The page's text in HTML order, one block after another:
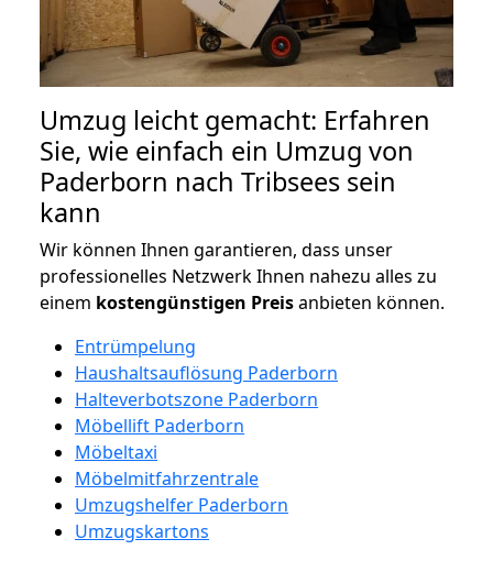
Umzug leicht gemacht: Erfahren
Sie, wie einfach ein Umzug von
Paderborn nach Tribsees sein
kann
Wir können Ihnen garantieren, dass unser
professionelles Netzwerk Ihnen nahezu alles zu
einem kostengünstigen Preisanbieten können.
Entrümpelung
Haushaltsauflösung Paderborn
Halteverbotszone Paderborn
Möbellift Paderborn
Möbeltaxi
Möbelmitfahrzentrale
Umzugshelfer Paderborn
Umzugskartons